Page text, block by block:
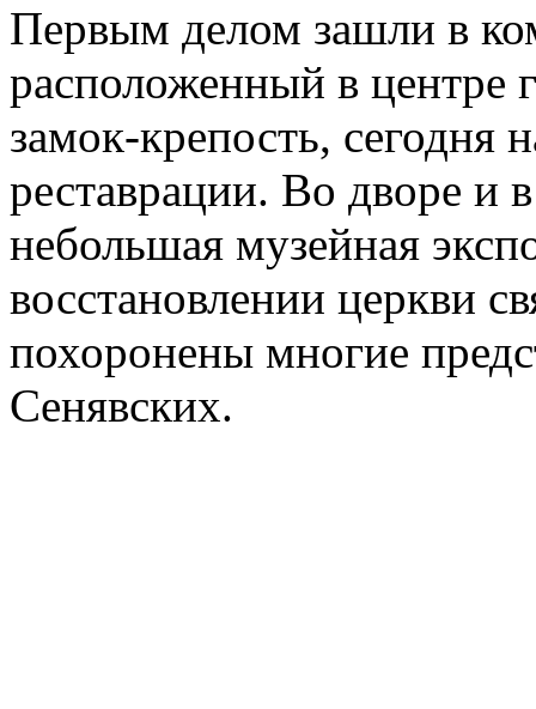
Первым делом зашли в
расположенный в центре
замок-крепость, сегодня
реставрации. Во дворе и
небольшая музейная
восстановлении церкви
похоронены многие
Сенявских.